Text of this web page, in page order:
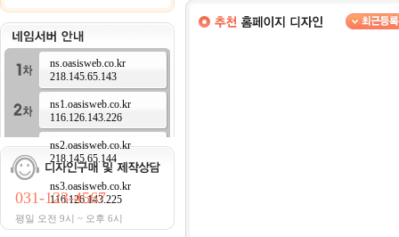
ns.oasisweb.co.kr
218.145.65.143
ns1.oasisweb.co.kr
116.126.143.226
ns2.oasisweb.co.kr
218.145.65.144
ns3.oasisweb.co.kr
116.126.143.225
031-123-4567
평일 오전 9시 ~ 오후 6시